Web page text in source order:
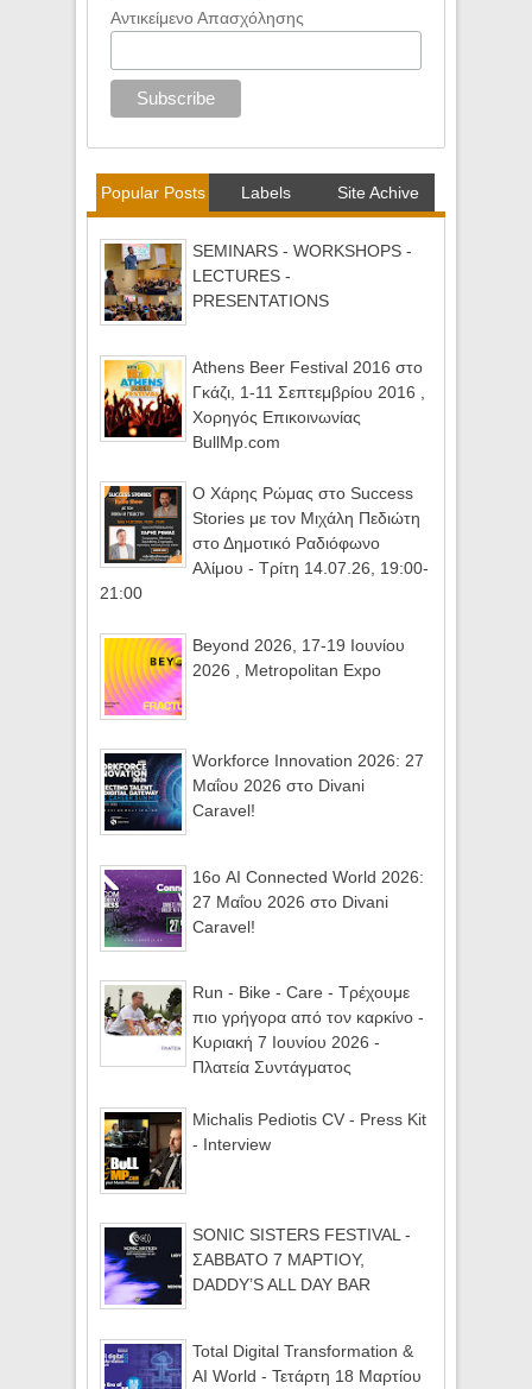
Αντικείμενο Απασχόλησης
Popular Posts Labels Site Achive
SEMINARS - WORKSHOPS -
LECTURES -
PRESENTATIONS
Athens Beer Festival 2016 στο
Γκάζι, 1-11 Σεπτεμβρίου 2016 ,
Χορηγός Επικοινωνίας
BullMp.com
Ο Χάρης Ρώμας στο Success
Stories με τον Μιχάλη Πεδιώτη
στο Δημοτικό Ραδιόφωνο
Αλίμου - Τρίτη 14.07.26, 19:00-
21:00
Beyond 2026, 17-19 Ιουνίου
2026 , Metropolitan Expo
Workforce Innovation 2026: 27
Μαΐου 2026 στο Divani
Caravel!
16ο AI Connected World 2026:
27 Μαΐου 2026 στο Divani
Caravel!
Run - Bike - Care - Τρέχουμε
πιο γρήγορα από τον καρκίνο -
Κυριακή 7 Ιουνίου 2026 -
Πλατεία Συντάγματος
Michalis Pediotis CV - Press Kit
- Interview
SONIC SISTERS FESTIVAL -
ΣΑΒΒΑΤΟ 7 ΜΑΡΤΙΟΥ,
DADDY’S ALL DAY BAR
Total Digital Transformation &
AI World - Τετάρτη 18 Μαρτίου